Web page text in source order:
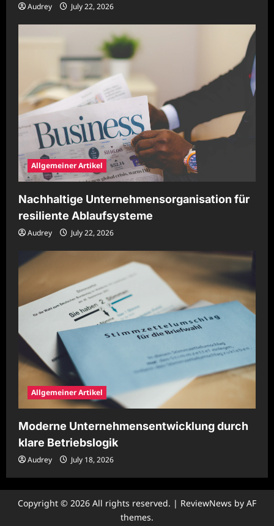
Audrey July 22, 2026
Allgemeiner Artikel
Nachhaltige Unternehmensorganisation für
resiliente Ablaufsysteme
Audrey July 22, 2026
Allgemeiner Artikel
Moderne Unternehmensentwicklung durch
klare Betriebslogik
Audrey July 18, 2026
Copyright © 2026 All rights reserved. | ReviewNews by AF
themes.